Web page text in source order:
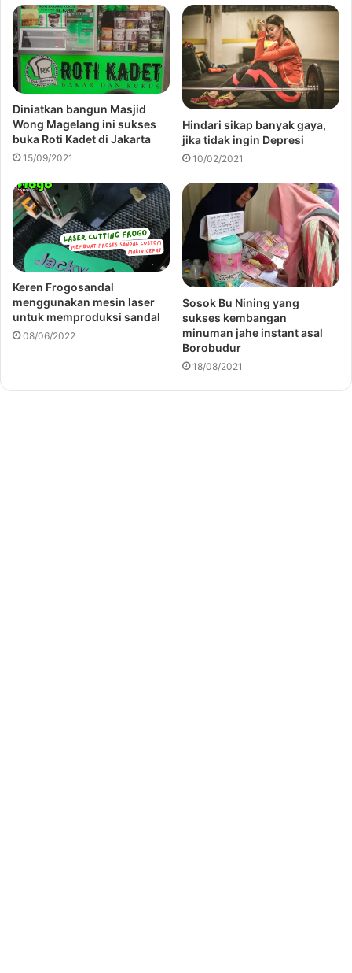
Diniatkan bangun Masjid
Wong Magelang ini sukses
buka Roti Kadet di Jakarta
15/09/2021
Hindari sikap banyak gaya,
jika tidak ingin Depresi
10/02/2021
Keren Frogosandal
menggunakan mesin laser
untuk memproduksi sandal
08/06/2022
Sosok Bu Nining yang
sukses kembangan
minuman jahe instant asal
Borobudur
18/08/2021